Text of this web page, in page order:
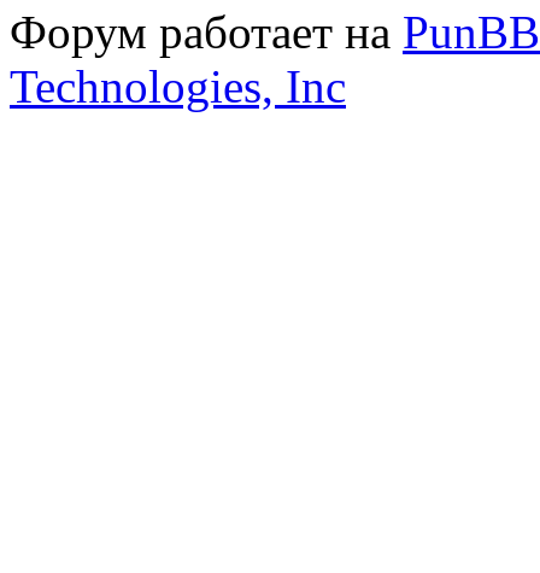
Форум работает на PunBB
Technologies, Inc